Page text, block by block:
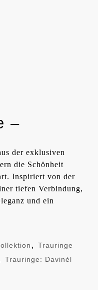
–
der exklusiven
die Schönheit
Inspiriert von der
tiefen Verbindung,
und ein
, Trauringe
Trauringe: Davinél